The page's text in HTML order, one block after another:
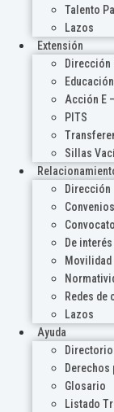
Talento
Lazos
Extensión
Dirección
Acción E
PITS
Sillas
Dirección
Convenios
De interés
Movilidad
Redes de
Lazos
Ayuda
Directorio
Derechos
Glosario
Listado